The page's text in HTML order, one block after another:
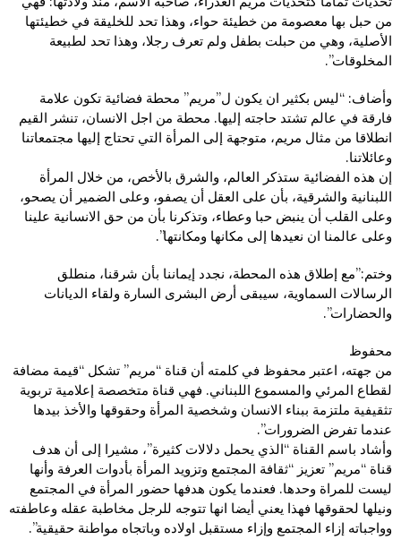
من حبل بها معصومة من خطيئة حواء، وهذا تحد للخليقة في خطيئتها
الأصلية، وهي من حبلت بطفل ولم تعرف رجلا، وهذا تحد لطبيعة
المخلوقات”.
وأضاف: “ليس بكثير ان يكون ل”مريم” محطة فضائية تكون علامة
فارقة في عالم تشتد حاجته إليها. محطة من اجل الانسان، تنشر القيم
انطلاقا من مثال مريم، متوجهة إلى المرأة التي تحتاج إليها مجتمعاتنا
وعائلاتنا.
إن هذه الفضائية ستذكر العالم، والشرق بالأخص، من خلال المرأة
اللبنانية والشرقية، بأن على العقل أن يصفو، وعلى الضمير أن يصحو،
وعلى القلب أن ينبض حبا وعطاء، وتذكرنا بأن من حق الانسانية علينا
وعلى عالمنا ان نعيدها إلى مكانها ومكانتها”.
وختم:”مع إطلاق هذه المحطة، نجدد إيماننا بأن شرقنا، منطلق
الرسالات السماوية، سيبقى أرض البشرى السارة ولقاء الديانات
والحضارات”.
محفوظ
من جهته، اعتبر محفوظ في كلمته أن قناة “مريم” تشكل “قيمة مضافة
لقطاع المرئي والمسموع اللبناني. فهي قناة متخصصة إعلامية تربوية
تثقيفية ملتزمة ببناء الانسان وشخصية المرأة وحقوقها والأخذ بيدها
عندما تفرض الضرورات”.
وأشاد باسم القناة “الذي يحمل دلالات كثيرة”، مشيرا إلى أن هدف
قناة “مريم” تعزيز “ثقافة المجتمع وتزويد المرأة بأدوات العرفة وأنها
ليست للمراة وحدها. فعندما يكون هدفها حضور المرأة في المجتمع
ونيلها لحقوقها فهذا يعني أيضا انها تتوجه للرجل مخاطبة عقله وعاطفته
وواجباته إزاء المجتمع وإزاء مستقبل اولاده وباتجاه مواطنة حقيقية”.